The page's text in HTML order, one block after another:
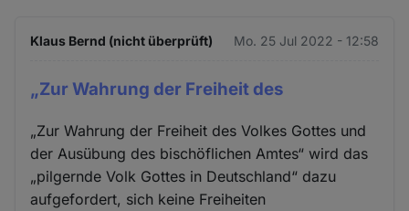
Klaus Bernd (nicht überprüft) Mo. 25 Jul 2022 - 12:58
„Zur Wahrung der Freiheit des
„Zur Wahrung der Freiheit des Volkes Gottes und
der Ausübung des bischöflichen Amtes“ wird das
„pilgernde Volk Gottes in Deutschland“ dazu
aufgefordert, sich keine Freiheiten